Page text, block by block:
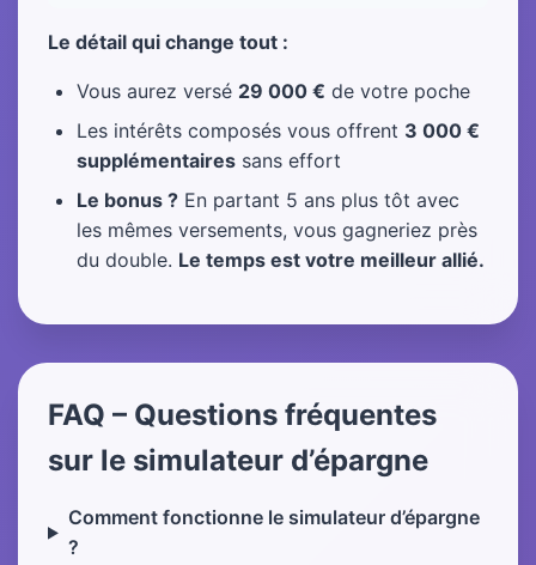
Le détail qui change tout :
Vous aurez versé 29 000 € de votre poche
Les intérêts composés vous offrent 3 000 €
supplémentaires sans effort
Le bonus ? En partant 5 ans plus tôt avec
les mêmes versements, vous gagneriez près
du double. Le temps est votre meilleur allié.
FAQ – Questions fréquentes
sur le simulateur d’épargne
Comment fonctionne le simulateur d’épargne
?